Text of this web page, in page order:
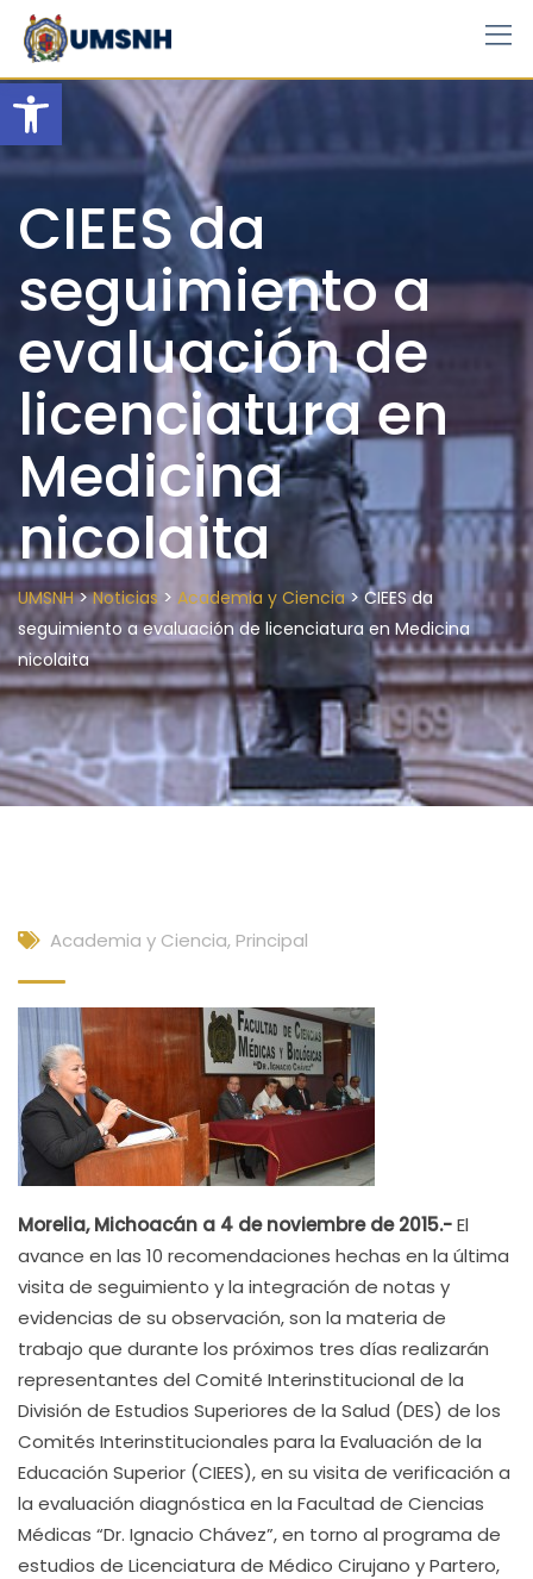
Open toolbar
Skip
content
CIEES da
seguimiento a
evaluación de
licenciatura en
Medicina
nicolaita
UMSNH>Noticias > Academia y Ciencia>CIEES da
seguimiento a evaluación de licenciatura en Medicina
nicolaita
Academia y Ciencia, Principal
Morelia, Michoacán a 4 de noviembre de 2015.-El
avance en las 10 recomendaciones hechas en la última
visita de seguimiento y la integración de notas y
evidencias de su observación, son la materia de
trabajo que durante los próximos tres días realizarán
representantes del Comité Interinstitucional de la
División de Estudios Superiores de la Salud (DES) de los
Comités Interinstitucionales para la Evaluación de la
Educación Superior (CIEES), en su visita de verificación a
la evaluación diagnóstica en la Facultad de Ciencias
Médicas “Dr. Ignacio Chávez”, en torno al programa de
estudios de Licenciatura de Médico Cirujano y Partero,